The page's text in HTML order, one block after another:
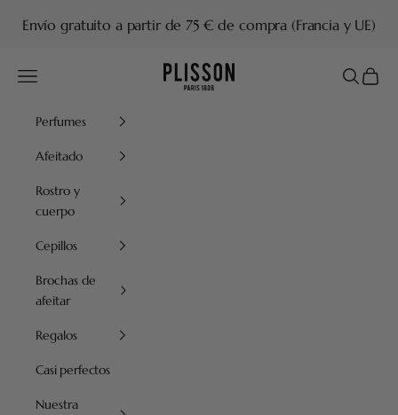
Envío gratuito a partir de 75 € de compra (Francia y UE)
Plisson 1808
Menú Buscar
Cesta
Perfumes
Afeitado
Rostro y
cuerpo
Cepillos
Brochas de
afeitar
Regalos
Casi perfectos
Nuestra